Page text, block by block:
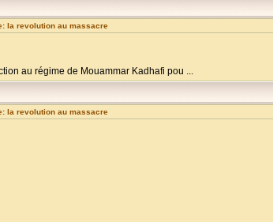
la revolution au massacre
au régime de Mouammar Kadhafi pou ...
la revolution au massacre